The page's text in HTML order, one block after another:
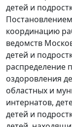
детей и
координацию
ведомств
детей и
распределение
оздоровления
областных и
интернатов,
детей и